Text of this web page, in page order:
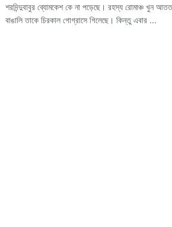
শরদিন্দুবাবুর ব্যোমকেশ কে না পড়েছে। রহস্য রোমাঞ্চ খুন
বাঙালি তাকে চিরকাল গোগ্রাসে গিলেছে। কিন্তু এবার ...